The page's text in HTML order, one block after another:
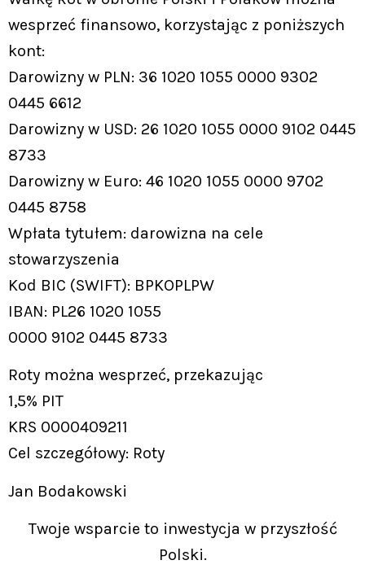
wesprzeć finansowo, korzystając z poniższych
kont:
Darowizny w PLN: 36 1020 1055 0000 9302
0445 6612
Darowizny w USD: 26 1020 1055 0000 9102 0445
8733
Darowizny w Euro: 46 1020 1055 0000 9702
0445 8758
Wpłata tytułem: darowizna na cele
stowarzyszenia
Kod BIC (SWIFT): BPKOPLPW
IBAN: PL26 1020 1055
0000 9102 0445 8733
Roty można wesprzeć, przekazując
1,5% PIT
KRS 0000409211
Cel szczegółowy: Roty
Jan Bodakowski
Twoje wsparcie to inwestycja w przyszłość
Polski.